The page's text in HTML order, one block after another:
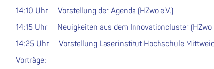
14:10 Uhr Vorstellung der Agenda (HZwo e.V.)
14:15 Uhr Neuigkeiten aus dem Innovationcluster (HZwo
14:25 Uhr Vorstellung Laserinstitut Hochschule
Vorträge: